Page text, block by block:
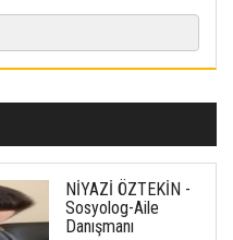
NİYAZİ ÖZTEKİN -
Sosyolog-Aile
Danışmanı